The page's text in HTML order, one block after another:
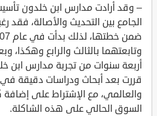
– وقد أرادت مدارس ابن خلدون
الجامع بين التحديث والأصالة، فقد
وتابعتهما بالثالث والرابع وهكذا،
أربعة سنوات من تجربة مدارس ابن
قررت بعد أبحاث ودراسات دقيقة في
والعالمي، مع الإشتراط على
السوق الحالي على هذه الشاكلة.